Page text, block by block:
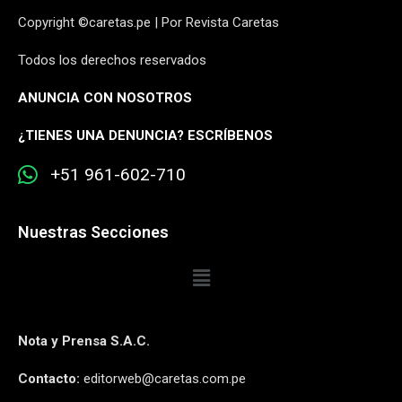
Copyright ©caretas.pe | Por Revista Caretas
Todos los derechos reservados
ANUNCIA CON NOSOTROS
¿TIENES UNA DENUNCIA? ESCRÍBENOS
+51 961-602-710
Nuestras Secciones
Nota y Prensa S.A.C.
Contacto: editorweb@caretas.com.pe